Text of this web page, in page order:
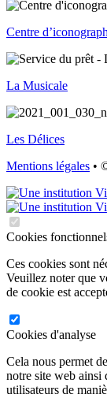
Centre
La Musicale
Les Délices
Mentions légales •
Cookies
Ces cookies sont
Veuillez noter que
de cookie est
Cookies d'analyse
Cela nous permet
notre site web ainsi
utilisateurs de